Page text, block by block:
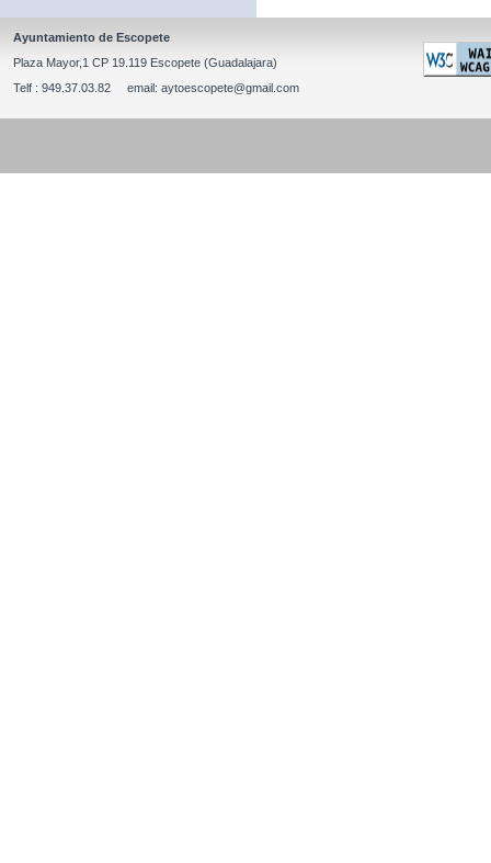
Ayuntamiento de Escopete
Plaza Mayor,1 CP 19.119 Escopete (Guadalajara)
Telf : 949.37.03.82 email: aytoescopete@gmail.com